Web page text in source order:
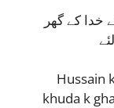
خدا کے گھر
Hussain
khuda k